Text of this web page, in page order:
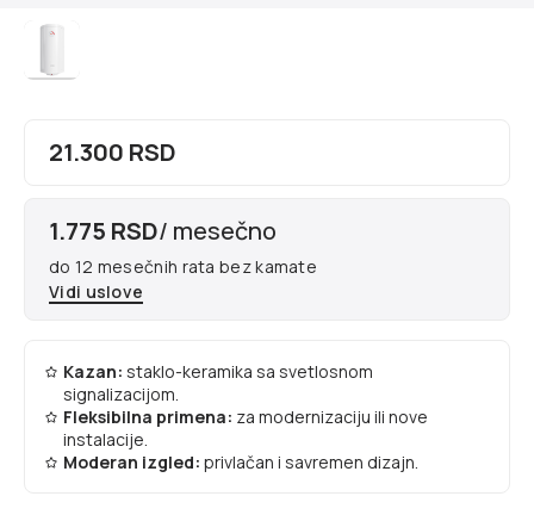
21.300 RSD
1.775 RSD/ mesečno
do 12 mesečnih rata bez kamate
Vidi uslove
Kazan: staklo-keramika sa svetlosnom
signalizacijom.
Fleksibilna primena: za modernizaciju ili nove
instalacije.
Moderan izgled: privlačan i savremen dizajn.